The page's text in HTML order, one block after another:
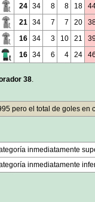
24 34 8 8 18
21 34 7 7 20
16 34 3 10 21
16 34 6 4 24
38.
pero el total de goles en
inmediatamente
inmediatamente